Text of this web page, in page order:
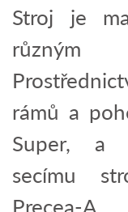
Stroj je
různým
rámů a
Super, a
secímu
Precea-